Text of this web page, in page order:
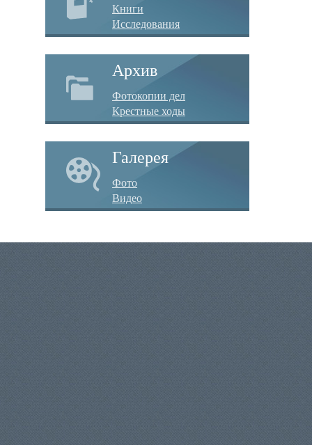
Книги
Исследования
Архив
Фотокопии дел
Крестные ходы
Галерея
Фото
Видео